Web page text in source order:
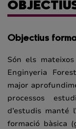
Objectius
Són els
Enginyeria
major
processos
d’estudis manté
formació bàsica